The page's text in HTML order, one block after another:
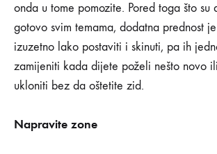
SAVJETA
ZA
UREĐIVANJE
DJEČIJE
onda u tome pomozite. Pored toga što su
gotovo svim temama, dodatna prednost
izuzetno lako postaviti i skinuti, pa ih
zamijeniti kada dijete poželi nešto novo
ukloniti bez da oštetite zid.
Napravite zone